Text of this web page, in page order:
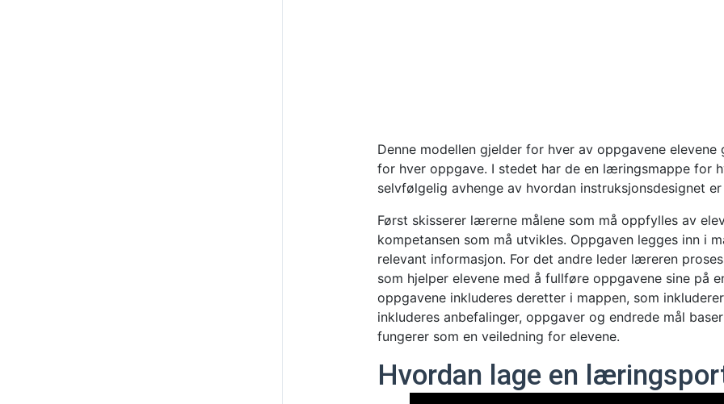
Denne modellen gjelder for hver av oppgavene
for hver oppgave. I stedet har de en læringsmappe for
selvfølgelig avhenge av hvordan instruksjonsdesignet
Først skisserer lærerne målene som må oppfylles av
kompetansen som må utvikles. Oppgaven legges inn i
relevant informasjon. For det andre leder læreren
som hjelper elevene med å fullføre oppgavene sine på
oppgavene inkluderes deretter i mappen, som
inkluderes anbefalinger, oppgaver og endrede mål
fungerer som en veiledning for elevene.
Hvordan lage en